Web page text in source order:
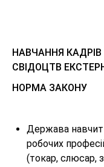
НАВЧАННЯ
СВІДОЦТВ
НОРМА ЗАКОНУ
Держава
робочих
(токар, слюсар,